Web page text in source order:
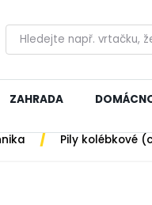
ZAHRADA
/ Pily kolébkové